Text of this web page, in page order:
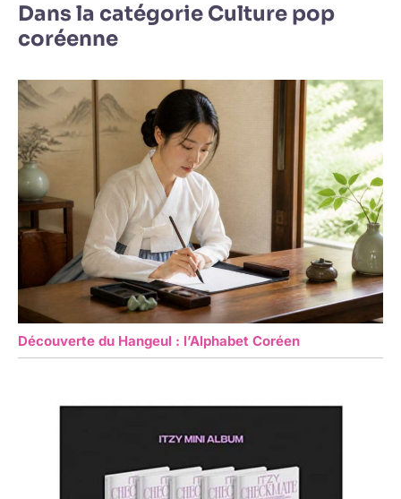
Dans la catégorie Culture pop
coréenne
Découverte du Hangeul : l’Alphabet Coréen